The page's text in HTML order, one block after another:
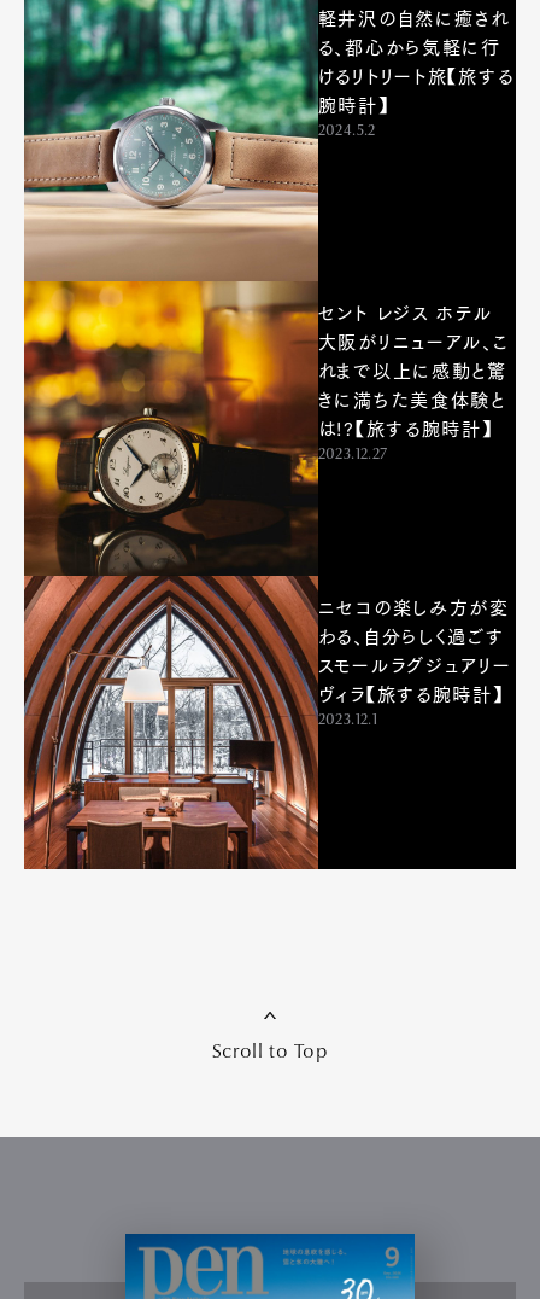
Art&Design WatchFashion
GourmetCars
ProductCultureLifestyle
Pen Membership
Magazine
Official Columnist
About
Pen Meet
軽井沢の自然に癒され
る、都心から気軽に行
けるリトリート旅【旅する
腕時計】
2024.5.2
セント レジス ホテル
大阪がリニューアル、こ
れまで以上に感動と驚
きに満ちた美食体験と
は!?【旅する腕時計】
2023.12.27
ニセコの楽しみ方が変
わる、自分らしく過ごす
スモールラグジュアリー
ヴィラ【旅する腕時計】
2023.12.1
Scroll to Top